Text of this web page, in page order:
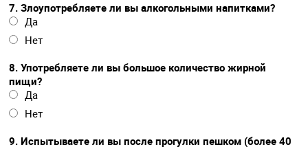
7. Злоупотребляете ли вы алкогольными напитками?
Да
Нет
8. Употребляете ли вы большое количество жирной
пищи?
Да
Нет
9. Испытываете ли вы после прогулки пешком (более 40